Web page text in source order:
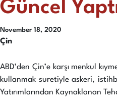
Güncel
November 18, 2020
Çin
ABD’den Çin’e karşı menkul
kullanmak suretiyle askeri,
Yatırımlarından Kaynaklanan